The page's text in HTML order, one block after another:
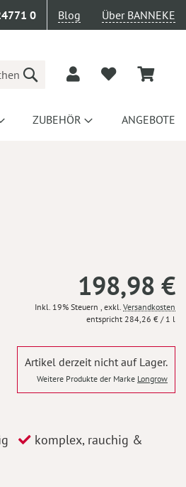
0 Blog Über BANNEKE
Suche
ZUBEHÖR ANGEBOTE
198,98 €
Inkl. 19% Steuern , exkl. Versandkosten
284,26 € / 1 l
Artikel derzeit nicht auf Lager.
Weitere Produkte der Marke Longrow
komplex, rauchig &